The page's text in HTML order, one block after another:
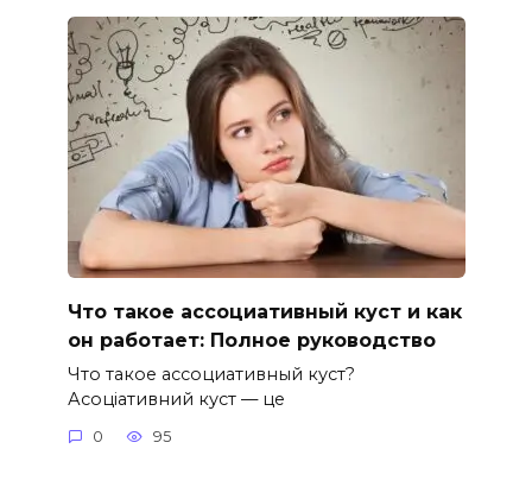
Что такое ассоциативный куст и как
он работает: Полное руководство
Что такое ассоциативный куст?
Асоціативний куст — це
0 95